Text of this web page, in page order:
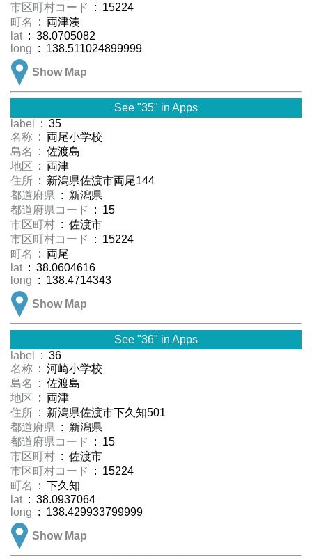
市区町村コード
: 15224
町名
: 両津湊
lat : 38.0705082
long : 138.511024899999
Show Map
See "35" in Apps
label
: 35
名称 : 両尾小学校
島名
: 佐渡島
地区 : 両津
住所 : 新潟県佐渡市両尾144
都道府県 : 新潟県
都道府県コード
: 15
市区町村 : 佐渡市
市区町村コード
: 15224
町名
: 両尾
lat : 38.0604616
long : 138.4714343
Show Map
See "36" in Apps
label
: 36
名称 : 河崎小学校
島名
: 佐渡島
地区 : 両津
住所 : 新潟県佐渡市下久知501
都道府県 : 新潟県
都道府県コード
: 15
市区町村 : 佐渡市
市区町村コード
: 15224
町名
: 下久知
lat : 38.0937064
long : 138.429933799999
Show Map